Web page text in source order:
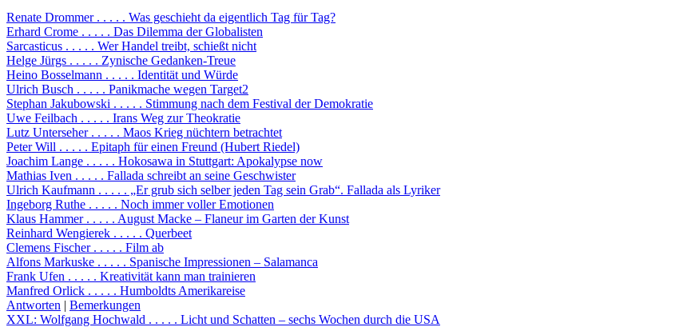
Renate Drommer . . . . . Was geschieht da eigentlich Tag für Tag?
Erhard Crome . . . . . Das Dilemma der Globalisten
Sarcasticus . . . . . Wer Handel treibt, schießt nicht
Helge Jürgs . . . . . Zynische Gedanken-Treue
Heino Bosselmann . . . . . Identität und Würde
Ulrich Busch . . . . . Panikmache wegen Target2
Stephan Jakubowski . . . . . Stimmung nach dem Festival der Demokratie
Uwe Feilbach . . . . . Irans Weg zur Theokratie
Lutz Unterseher . . . . . Maos Krieg nüchtern betrachtet
Peter Will . . . . . Epitaph für einen Freund (Hubert Riedel)
Joachim Lange . . . . . Hokosawa in Stuttgart: Apokalypse now
Mathias Iven . . . . . Fallada schreibt an seine Geschwister
Ulrich Kaufmann . . . . . „Er grub sich selber jeden Tag sein Grab“. Fallada als Lyriker
Ingeborg Ruthe . . . . . Noch immer voller Emotionen
Klaus Hammer . . . . . August Macke – Flaneur im Garten der Kunst
Reinhard Wengierek . . . . . Querbeet
Clemens Fischer . . . . . Film ab
Alfons Markuske . . . . . Spanische Impressionen – Salamanca
Frank Ufen . . . . . Kreativität kann man trainieren
Manfred Orlick . . . . . Humboldts Amerikareise
Antworten | Bemerkungen
XXL: Wolfgang Hochwald . . . . . Licht und Schatten – sechs Wochen durch die USA